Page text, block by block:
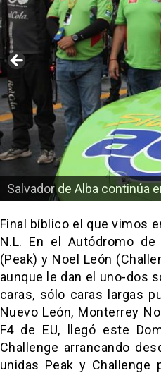
Salvador de Alba continúa
El poblano rompió
Final bíblico el que vimos
N.L. En el Autódromo
(Peak) y Noel León
aunque le dan el uno-dos
caras, sólo caras largas
Nuevo León, Monterrey
F4 de EU, llegó este
Challenge arrancando
unidas Peak y Challenge